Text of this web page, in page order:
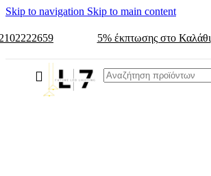
Skip to navigation Skip to main content
5% έκπτωσης στο Καλάθι